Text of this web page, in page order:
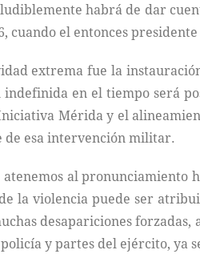
habrá de dar
cuando el entonces
extrema fue la
en el tiempo será
Mérida y el
esa intervención militar.
al pronunciamiento
la violencia puede ser
desapariciones
y partes del ejército, ya